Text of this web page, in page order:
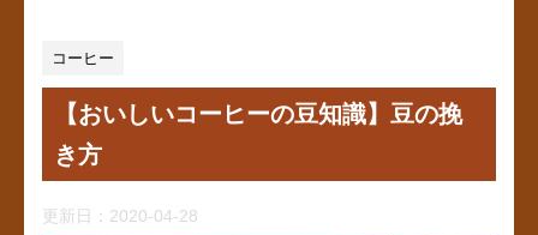
コーヒー
【おいしいコーヒーの豆知識】豆の挽
き方
更新日： 2020-04-28